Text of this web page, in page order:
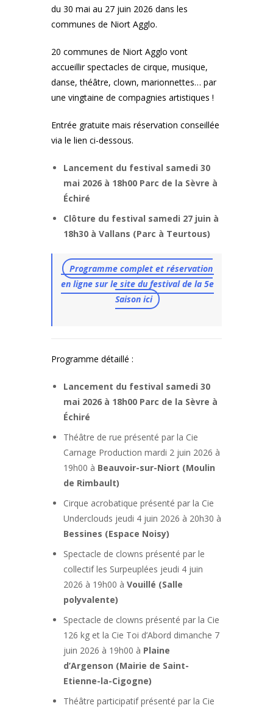
du 30 mai au 27 juin 2026 dans les
communes de Niort Agglo.
20 communes de Niort Agglo vont
accueillir spectacles de cirque, musique,
danse, théâtre, clown, marionnettes… par
une vingtaine de compagnies artistiques !
Entrée gratuite mais réservation conseillée
via le lien ci-dessous.
Lancement du festival samedi 30
mai 2026 à 18h00 Parc de la Sèvre à
Échiré
Clôture du festival samedi 27 juin à
18h30 à Vallans (Parc à Teurtous)
Programme complet et réservation
en ligne sur le site du festival de la 5e
Saison ici
Programme détaillé :
Lancement du festival samedi 30
mai 2026 à 18h00 Parc de la Sèvre à
Échiré
Théâtre de rue présenté par la Cie
Carnage Production mardi 2 juin 2026 à
19h00 à Beauvoir-sur-Niort (Moulin
de Rimbault)
Cirque acrobatique présenté par la Cie
Underclouds jeudi 4 juin 2026 à 20h30 à
Bessines (Espace Noisy)
Spectacle de clowns présenté par le
collectif les Surpeuplées jeudi 4 juin
2026 à 19h00 à Vouillé (Salle
polyvalente)
Spectacle de clowns présenté par la Cie
126 kg et la Cie Toi d’Abord dimanche 7
juin 2026 à 19h00 à Plaine
d’Argenson (Mairie de Saint-
Etienne-la-Cigogne)
Théâtre participatif présenté par la Cie